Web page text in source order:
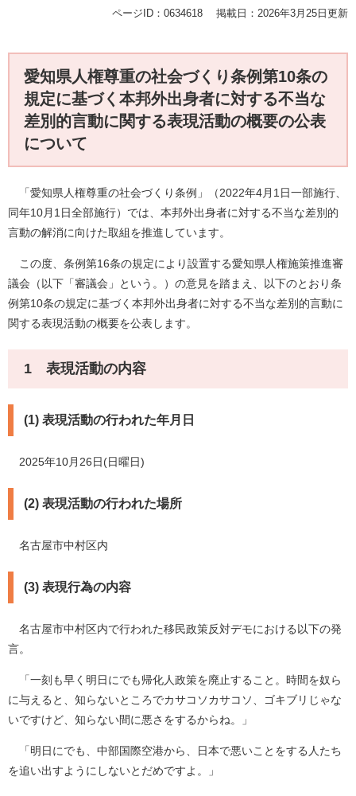
ページID：0634618 掲載日：2026年3月25日更新
愛知県人権尊重の社会づくり条例第10条の
規定に基づく本邦外出身者に対する不当な
差別的言動に関する表現活動の概要の公表
について
「愛知県人権尊重の社会づくり条例」（2022年4月1日一部施行、
同年10月1日全部施行）では、本邦外出身者に対する不当な差別的
言動の解消に向けた取組を推進しています。
この度、条例第16条の規定により設置する愛知県人権施策推進審
議会（以下「審議会」という。）の意見を踏まえ、以下のとおり条
例第10条の規定に基づく本邦外出身者に対する不当な差別的言動に
関する表現活動の概要を公表します。
1 表現活動の内容
(1) 表現活動の行われた年月日
2025年10月26日(日曜日)
(2) 表現活動の行われた場所
名古屋市中村区内
(3) 表現行為の内容
名古屋市中村区内で行われた移民政策反対デモにおける以下の発
言。
「一刻も早く明日にでも帰化人政策を廃止すること。時間を奴ら
に与えると、知らないところでカサコソカサコソ、ゴキブリじゃな
いですけど、知らない間に悪さをするからね。」
「明日にでも、中部国際空港から、日本で悪いことをする人たち
を追い出すようにしないとだめですよ。」